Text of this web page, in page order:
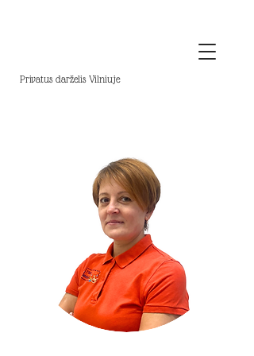
Privatus darželis Vilniuje